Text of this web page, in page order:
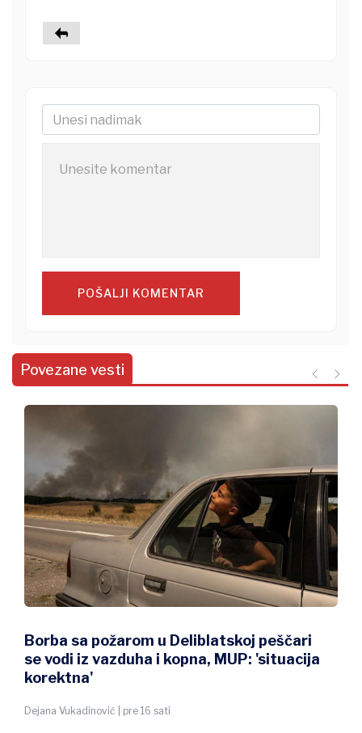
POŠALJI KOMENTAR
Povezane vesti
Zelenski stigao u Srbiju, prvi put otkako
je predsednik Ukrajine i početka ruske
invazije
Milica Radenković Jeremić i Marko Protić - BBC novinari | pre 14 sati